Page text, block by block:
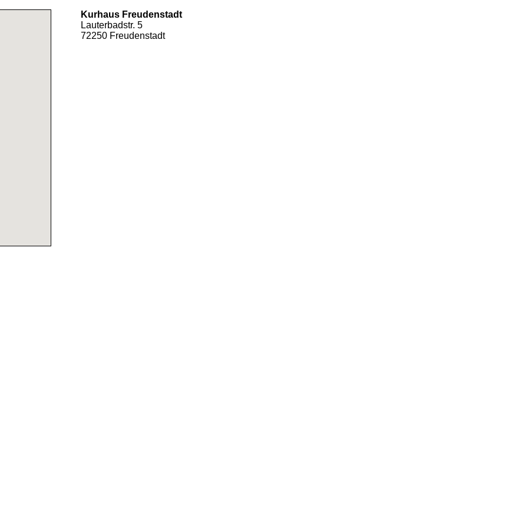
Kurhaus Freudenstadt
Lauterbadstr. 5
72250 Freudenstadt